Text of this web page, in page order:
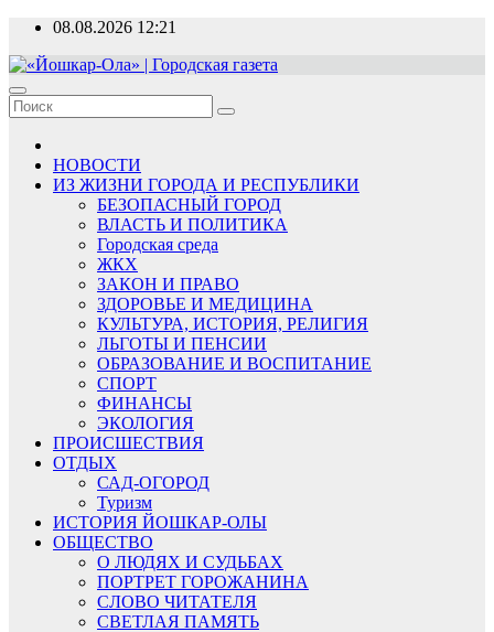
Перейти
содержимому
08.08.2026 12:21
«Йошкар-Ола» | Городская газета
Новости, события, люди
НОВОСТИ
ИЗ ЖИЗНИ ГОРОДА И РЕСПУБЛИКИ
БЕЗОПАСНЫЙ ГОРОД
ВЛАСТЬ И ПОЛИТИКА
Городская среда
ЖКХ
ЗАКОН И ПРАВО
ЗДОРОВЬЕ И МЕДИЦИНА
КУЛЬТУРА, ИСТОРИЯ, РЕЛИГИЯ
ЛЬГОТЫ И ПЕНСИИ
ОБРАЗОВАНИЕ И ВОСПИТАНИЕ
СПОРТ
ФИНАНСЫ
ЭКОЛОГИЯ
ПРОИСШЕСТВИЯ
ОТДЫХ
САД-ОГОРОД
Туризм
ИСТОРИЯ ЙОШКАР-ОЛЫ
ОБЩЕСТВО
О ЛЮДЯХ И СУДЬБАХ
ПОРТРЕТ ГОРОЖАНИНА
СЛОВО ЧИТАТЕЛЯ
СВЕТЛАЯ ПАМЯТЬ